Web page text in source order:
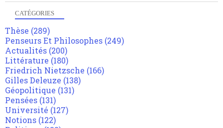
CATÉGORIES
Thèse (289)
Penseurs Et Philosophes (249)
Actualités (200)
Littérature (180)
Friedrich Nietzsche (166)
Gilles Deleuze (138)
Géopolitique (131)
Pensées (131)
Université (127)
Notions (122)